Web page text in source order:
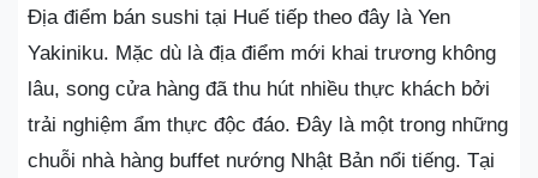
Địa điểm bán sushi tại Huế tiếp theo đây là Yen
Yakiniku. Mặc dù là địa điểm mới khai trương không
lâu, song cửa hàng đã thu hút nhiều thực khách bởi
trải nghiệm ẩm thực độc đáo. Đây là một trong những
chuỗi nhà hàng buffet nướng Nhật Bản nổi tiếng. Tại